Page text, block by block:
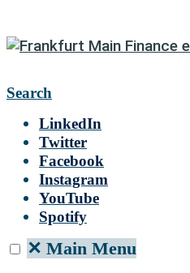
Search
LinkedIn
Twitter
Facebook
Instagram
YouTube
Spotify
✕ Main Menu